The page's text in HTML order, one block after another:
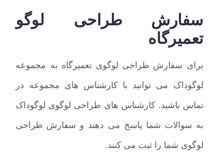
سفارش طراحی لوگو
تعمیرگاه
برای سفارش طراحی لوگوی تعمیرگاه به مجموعه
لوگوداک می توانید با کارشناس های مجموعه در
تماس باشید. کارشناس های طراحی لوگوی لوگوداک
به سوالات شما پاسخ می دهند و سفارش طراحی
لوگوی شما را ثبت می کنند.